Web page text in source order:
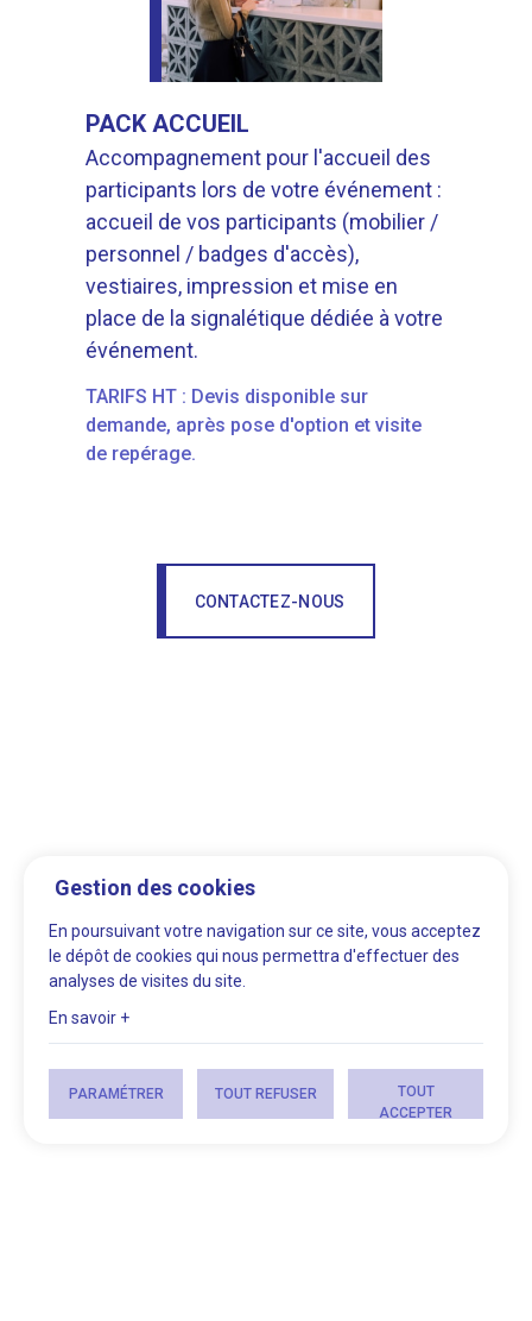
PACK ACCUEIL
Accompagnement pour l'accueil des
participants lors de votre événement :
accueil de vos participants (mobilier /
personnel / badges d'accès),
vestiaires, impression et mise en
place de la signalétique dédiée à votre
événement.
TARIFS HT : Devis disponible sur
demande, après pose d'option et visite
de repérage.
CONTACTEZ-NOUS
Gestion des cookies
En poursuivant votre navigation sur ce site, vous acceptez
le dépôt de cookies qui nous permettra d'effectuer des
analyses de visites du site.
En savoir +
PARAMÉTRER TOUT REFUSER
TOUT
ACCEPTER